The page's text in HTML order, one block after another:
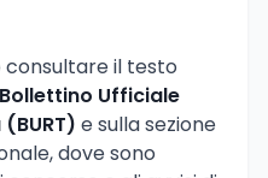
consultare il testo
Bollettino Ufficiale
e sulla sezione
dove sono